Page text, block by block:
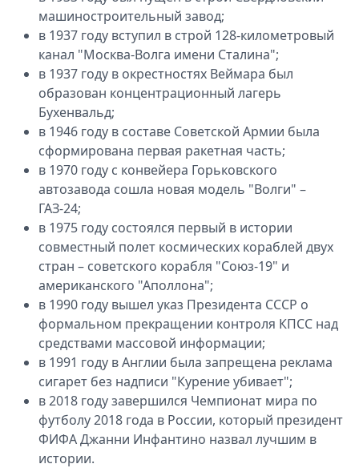
машиностроительный завод;
в 1937 году вступил в строй 128-километровый
канал "Москва-Волга имени Сталина";
в 1937 году в окрестностях Веймара был
образован концентрационный лагерь
Бухенвальд;
в 1946 году в составе Советской Армии была
сформирована первая ракетная часть;
в 1970 году с конвейера Горьковского
автозавода сошла новая модель "Волги" –
ГАЗ-24;
в 1975 году состоялся первый в истории
совместный полет космических кораблей двух
стран – советского корабля "Союз-19" и
американского "Аполлона";
⁣в 1990 году вышел указ Президента СССР о
формальном прекращении контроля КПСС над
средствами массовой информации;
в 1991 году в Англии была запрещена реклама
сигарет без надписи "Курение убивает";
в 2018 году завершился Чемпионат мира по
футболу 2018 года в России, который президент
ФИФА Джанни Инфантино назвал лучшим в
истории.